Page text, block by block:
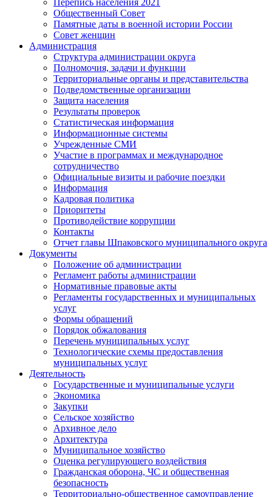
Перепись населения 2021
Общественный Совет
Памятные даты в военной истории России
Совет женщин
Администрация
Структура администрации округа
Полномочия, задачи и функции
Территориальные органы и представительства
Подведомственные организации
Защита населения
Результаты проверок
Статистическая информация
Информационные системы
Учрежденные СМИ
Участие в программах и международное
сотрудничество
Официальные визиты и рабочие поездки
Информация
Кадровая политика
Приоритеты
Противодействие коррупции
Контакты
Отчет главы Шпаковского муниципального округа
Документы
Положение об администрации
Регламент работы администрации
Нормативные правовые акты
Регламенты государственных и муниципальных
услуг
Формы обращений
Порядок обжалования
Перечень муниципальных услуг
Технологические схемы предоставления
муниципальных услуг
Деятельность
Государственные и муниципальные услуги
Экономика
Закупки
Сельское хозяйство
Архивное дело
Архитектура
Муниципальное хозяйство
Оценка регулирующего воздействия
Гражданская оборона, ЧС и общественная
безопасность
Территориально-общественное самоуправление